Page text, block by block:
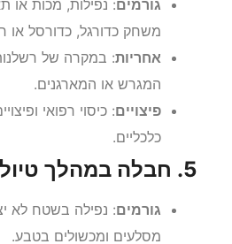
גורמים: נפילות, מכות או
משחק כדורגל, כדורסל או
אחריות: במקרה של
המגרש או המארגנים.
פיצויים: כיסוי רפואי
כלכליים.
5. חבלה במהלך טיול משפחתי
גורמים: נפילה בשטח לא
מסלעים ומכשולים בטבע.